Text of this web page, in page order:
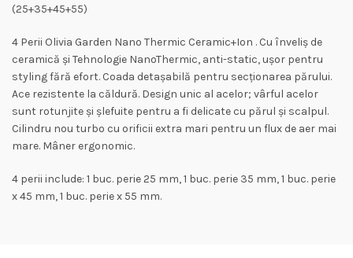
(25+35+45+55)
4 Perii Olivia Garden Nano Thermic Ceramic+Ion . Cu înveliș de
ceramică și Tehnologie NanoThermic, anti-static, ușor pentru
styling fără efort. Coada detașabilă pentru secționarea părului.
Ace rezistente la căldură. Design unic al acelor; vârful acelor
sunt rotunjite și șlefuite pentru a fi delicate cu părul și scalpul.
Cilindru nou turbo cu orificii extra mari pentru un flux de aer mai
mare. Mâner ergonomic.
4 perii include: 1 buc. perie 25 mm, 1 buc. perie 35 mm, 1 buc. perie
x 45 mm, 1 buc. perie x 55 mm.